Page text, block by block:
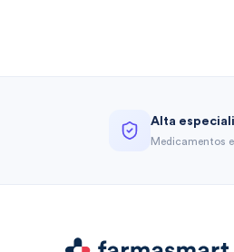
Alta
Medicamentos